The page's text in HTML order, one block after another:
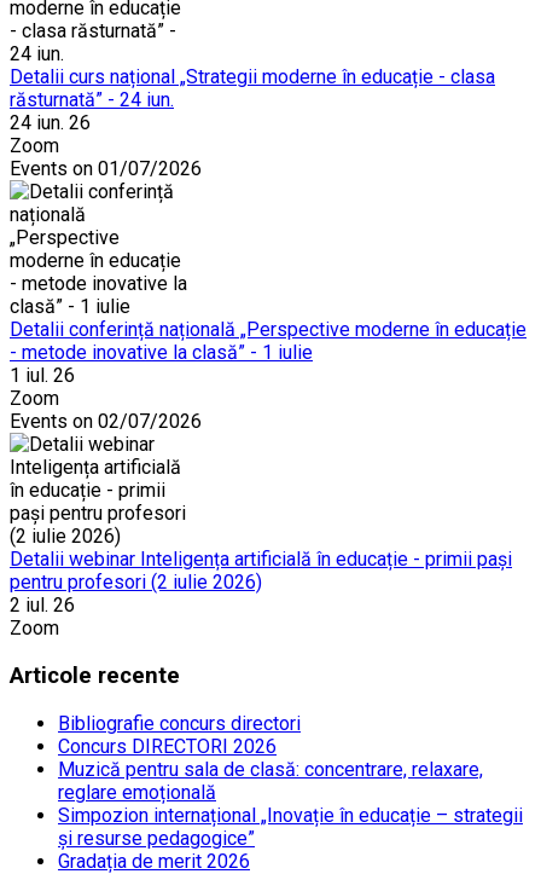
Detalii curs național „Strategii moderne în educație - clasa
răsturnată” - 24 iun.
24 iun. 26
Zoom
Events on 01/07/2026
Detalii conferință națională „Perspective moderne în educație
- metode inovative la clasă” - 1 iulie
1 iul. 26
Zoom
Events on 02/07/2026
Detalii webinar Inteligența artificială în educație - primii pași
pentru profesori (2 iulie 2026)
2 iul. 26
Zoom
Articole recente
Bibliografie concurs directori
Concurs DIRECTORI 2026
Muzică pentru sala de clasă: concentrare, relaxare,
reglare emoțională
Simpozion internațional „Inovație în educație – strategii
și resurse pedagogice”
Gradația de merit 2026